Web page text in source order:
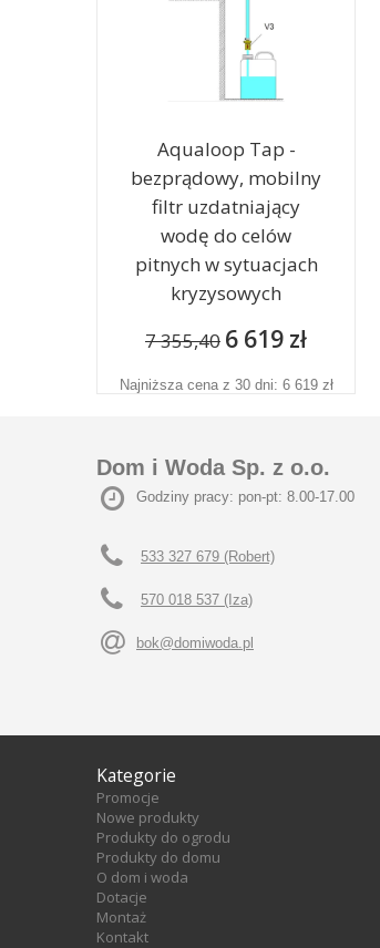
Aqualoop Tap -
bezprądowy, mobilny
filtr uzdatniający
wodę do celów
pitnych w sytuacjach
kryzysowych
7 355,40 6 619 zł
Najniższa cena z 30 dni: 6 619 zł
Dom i Woda Sp. z o.o.
Godziny pracy: pon-pt: 8.00-17.00
533 327 679 (Robert)
570 018 537 (Iza)
bok@domiwoda.pl
Kategorie
Promocje
Nowe produkty
Produkty do ogrodu
Produkty do domu
O dom i woda
Dotacje
Montaż
Kontakt